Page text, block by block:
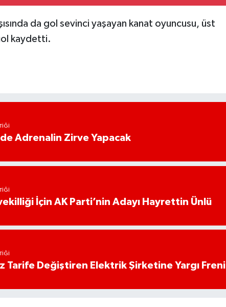
da gol sevinci yaşayan kanat oyuncusu, üst
kaydetti.
Adrenalin Zirve Yapacak
İçin AK Parti’nin Adayı Hayrettin Ünlü
Tarife Değiştiren Elektrik Şirketine Yargı Freni